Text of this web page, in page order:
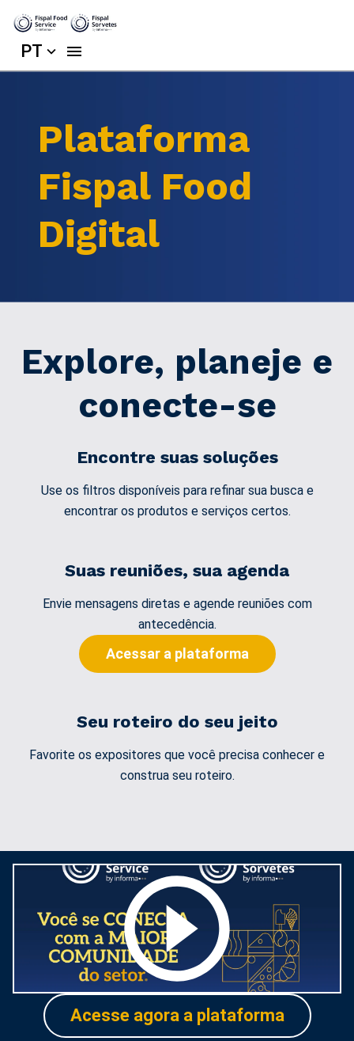
PT
Plataforma
Fispal Food
Digital
Explore, planeje e
conecte-se
Encontre suas soluções
Use os filtros disponíveis para refinar sua busca e
encontrar os produtos e serviços certos.
Suas reuniões, sua agenda
Envie mensagens diretas e agende reuniões com
antecedência.
Acessar a plataforma
Seu roteiro do seu jeito
Favorite os expositores que você precisa conhecer e
construa seu roteiro.
Acesse agora a plataforma